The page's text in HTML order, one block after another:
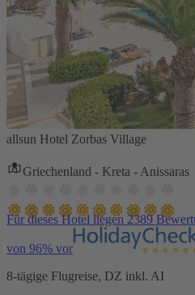
allsun Hotel Zorbas Village
Griechenland - Kreta - Anissaras
Für dieses Hotel liegen 2389
von 96% vor
8-tägige Flugreise, DZ inkl. AI